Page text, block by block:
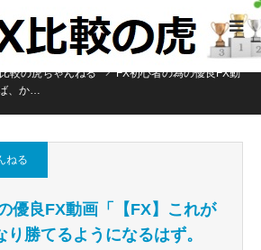
較の虎ちゃんねる
FX初心者の為の優良FX動
、か…
ねる
優良FX動画「【FX】これが
勝てるようになるはず。